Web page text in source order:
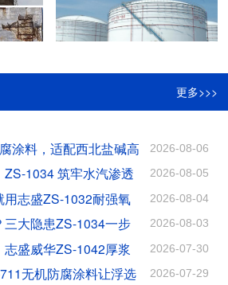
塔合
方案
甲醇储罐内部腐蚀无解
吗？不，你说了不算！
涂
热管
陶瓷耐磨涂料：多工况防
磨蚀的高效解决方案
更多>>>
涂料，适配西北盐碱高
2026-08-06
1034 筑牢水汽渗透
2026-08-05
志盛ZS-1032耐强氧
2026-08-04
大隐患ZS-1034一步
2026-08-03
盛威华ZS-1042厚浆
2026-07-30
无机防腐涂料让浮选
2026-07-29